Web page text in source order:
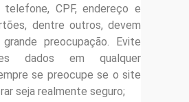
telefone, CPF, endereço e
dentre outros, devem
preocupação. Evite
dados em qualquer
se preocupe se o site
seja realmente seguro;